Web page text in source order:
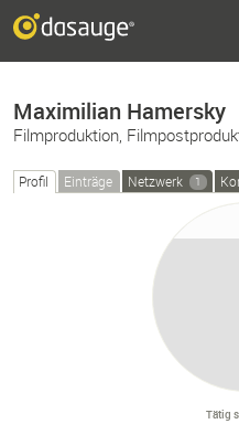
Maximilian Hamersky
Filmproduktion,
Profil Einträge Netzwerk 1
Tätig